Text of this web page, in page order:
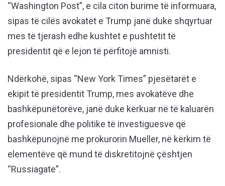
“Washington Post”, e cila citon burime të informuara,
sipas të cilës avokatët e Trump janë duke shqyrtuar
mes të tjerash edhe kushtet e pushtetit të
presidentit që e lejon të përfitojë amnisti.
Ndërkohë, sipas “New York Times” pjesëtarët e
ekipit të presidentit Trump, mes avokatëve dhe
bashkëpunëtorëve, janë duke kërkuar në të kaluarën
profesionale dhe politike të investiguesve që
bashkëpunojnë me prokurorin Mueller, në kërkim të
elementëve që mund të diskretitojnë çështjen
“Russiagate”.